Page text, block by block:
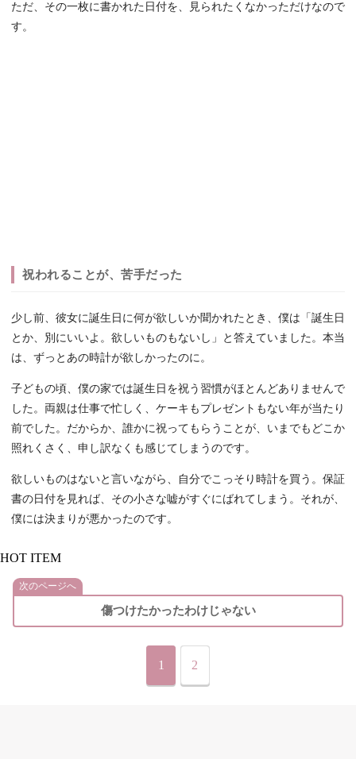
ただ、その一枚に書かれた日付を、見られたくなかっただけなので
す。
祝われることが、苦手だった
少し前、彼女に誕生日に何が欲しいか聞かれたとき、僕は「誕生日
とか、別にいいよ。欲しいものもないし」と答えていました。本当
は、ずっとあの時計が欲しかったのに。
子どもの頃、僕の家では誕生日を祝う習慣がほとんどありませんで
した。両親は仕事で忙しく、ケーキもプレゼントもない年が当たり
前でした。だからか、誰かに祝ってもらうことが、いまでもどこか
照れくさく、申し訳なくも感じてしまうのです。
欲しいものはないと言いながら、自分でこっそり時計を買う。保証
書の日付を見れば、その小さな嘘がすぐにばれてしまう。それが、
僕には決まりが悪かったのです。
HOT ITEM
次のページへ
傷つけたかったわけじゃない
1 2